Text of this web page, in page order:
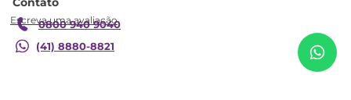
Escrivaninha Mesa Escritório Osaka 3 Gavetas
90cm Branca Branca
Adicionar ao carrinho
Garantia
0800 940 9040
(41) 8880-8821